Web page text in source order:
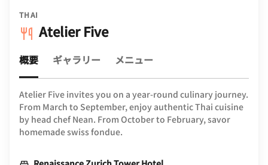
THAI
Atelier Five
概要 ギャラリー メニュー
Atelier Five invites you on a year-round culinary journey.
From March to September, enjoy authentic Thai cuisine
by head chef Nean. From October to February, savor
homemade swiss fondue.